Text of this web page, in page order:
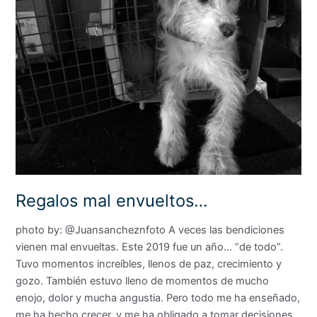
Regalos mal envueltos…
photo by: @Juansancheznfoto A veces las bendiciones
vienen mal envueltas. Este 2019 fue un año… “de todo”.
Tuvo momentos increíbles, llenos de paz, crecimiento y
gozo. También estuvo lleno de momentos de mucho
enojo, dolor y mucha angustia. Pero todo me ha enseñado,